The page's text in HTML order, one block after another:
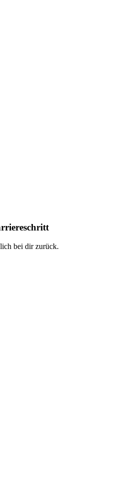
bei dir zurück.